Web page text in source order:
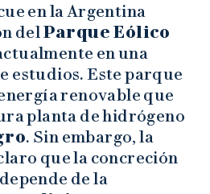
en la Argentina
del Parque Eólico
en una
estudios. Este parque
renovable que
planta de hidrógeno
. Sin embargo, la
que la concreción
de la